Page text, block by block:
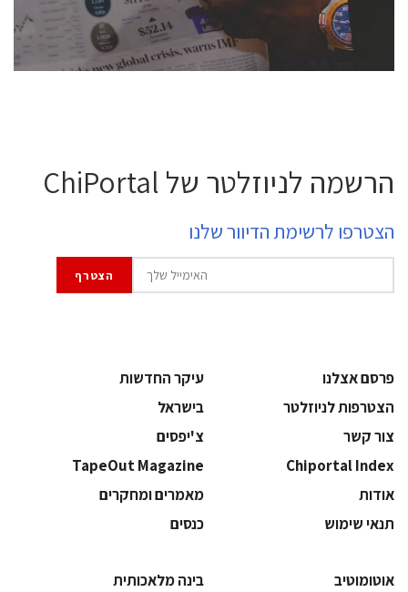
לחץ לפרטים
הרשמה לניוזלטר של ChiPortal
הצטרפו לרשימת הדיוור שלנו
פרסם אצלנו
עיקר החדשות
הצטרפות לניוזלטר
בישראל
צור קשר
צ'יפסים
Chiportal Index
TapeOut Magazine
אודות
מאמרים ומחקרים
תנאי שימוש
כנסים
אוטומוטיב
בינה מלאכותית